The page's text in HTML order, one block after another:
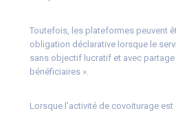
Toutefois, les plateformes peuvent
obligation déclarative lorsque le
sans objectif lucratif et avec
bénéficiaires ».
Lorsque l’activité de covoiturage